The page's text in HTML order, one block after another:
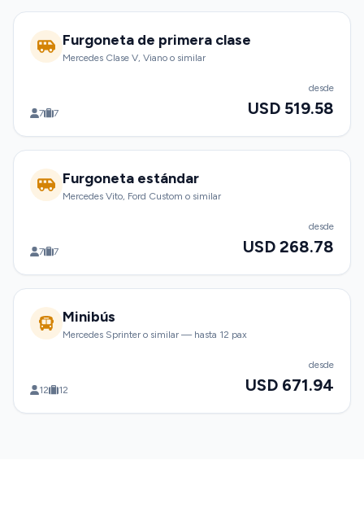
Furgoneta de primera clase
Mercedes Clase V, Viano o similar
7 7
desde
USD 519.58
Furgoneta estándar
Mercedes Vito, Ford Custom o similar
7 7
desde
USD 268.78
Minibús
Mercedes Sprinter o similar — hasta 12 pax
12 12
desde
USD 671.94